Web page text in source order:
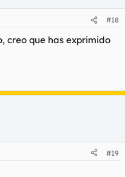
#18
creo que has exprimido
#19